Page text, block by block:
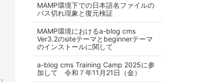
MAMP環境下での日本語名ファイルの
パス切れ現象と復元検証
MAMP環境におけるa-blog cms
Ver3.2のsiteテーマとbeginnerテーマ
のインストールに関して
a-blog cms Training Camp 2025に参
加して 令和７年11月21日（金）